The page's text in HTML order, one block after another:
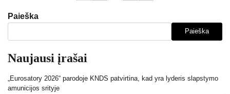
puslapiavimas
Paieška
Paieška
Naujausi įrašai
„Eurosatory 2026“ parodoje KNDS patvirtina, kad yra lyderis slapstymo
amunicijos srityje